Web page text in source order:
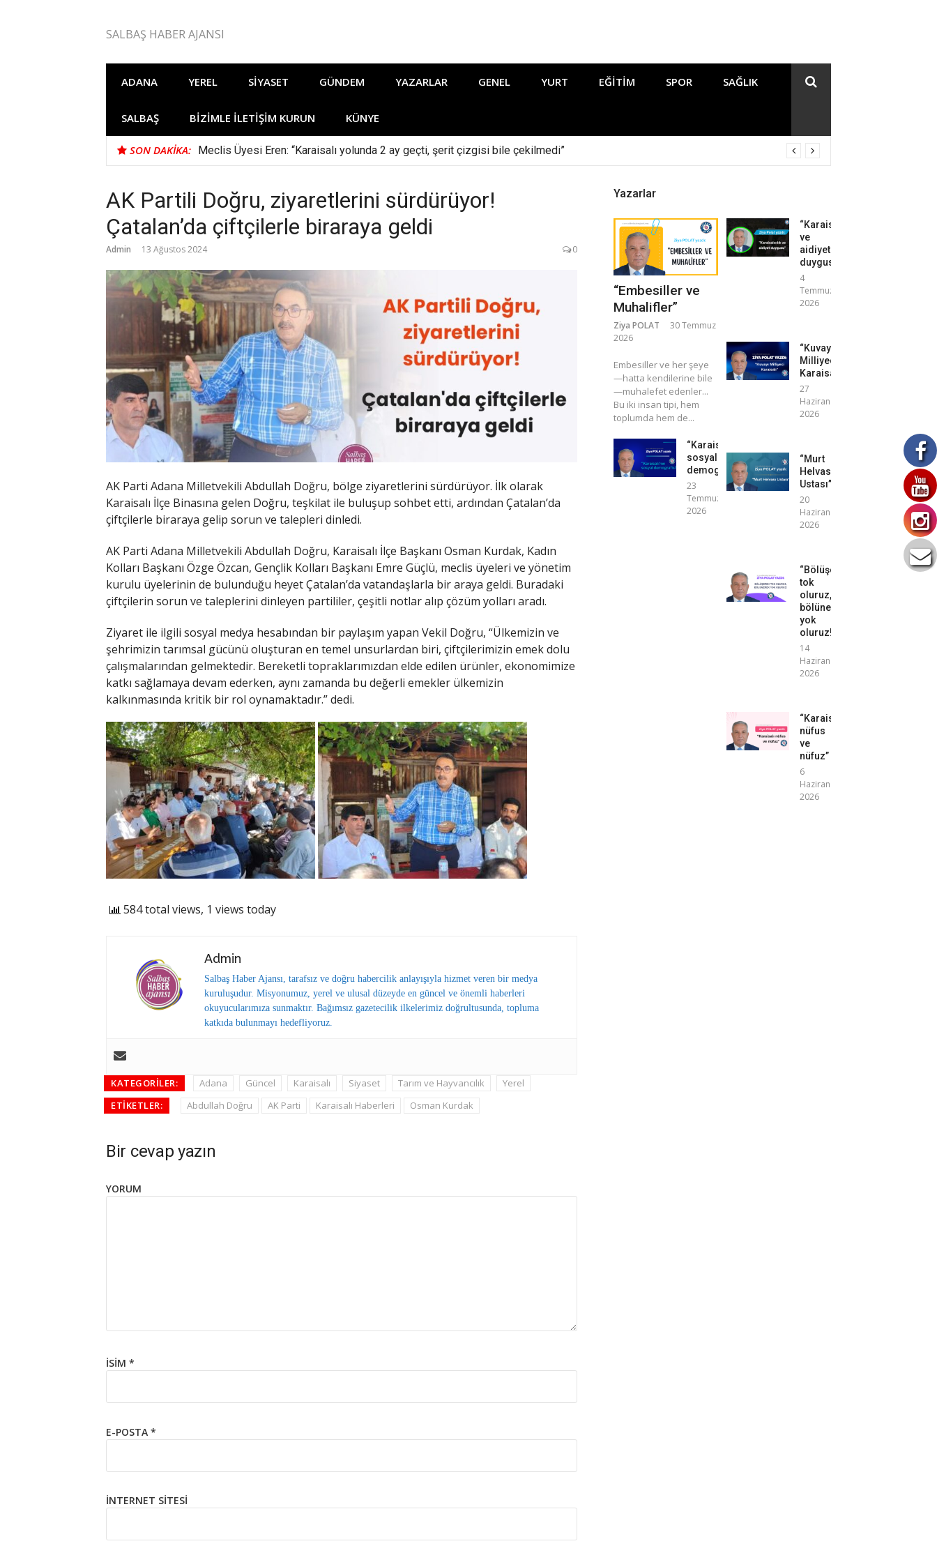
SALBAŞ HABER AJANSI
ADANA YEREL SIYASET GÜNDEM YAZARLAR GENEL YURT EĞITIM SPOR SAĞLIK
SALBAŞ BIZIMLE İLETIŞIM KURUN KÜNYE
SON DAKIKA: Meclis Üyesi Eren: “Karaisalı yolunda 2 ay geçti, şerit çizgisi bile çekilmedi”
AK Partili Doğru, ziyaretlerini sürdürüyor!
Çatalan’da çiftçilerle biraraya geldi
Admin 13 Ağustos 2024 0
AK Parti Adana Milletvekili Abdullah Doğru, bölge ziyaretlerini sürdürüyor. İlk olarak
Karaisalı İlçe Binasına gelen Doğru, teşkilat ile buluşup sohbet etti, ardından Çatalan’da
çiftçilerle biraraya gelip sorun ve talepleri dinledi.
AK Parti Adana Milletvekili Abdullah Doğru, Karaisalı İlçe Başkanı Osman Kurdak, Kadın
Kolları Başkanı Özge Özcan, Gençlik Kolları Başkanı Emre Güçlü, meclis üyeleri ve yönetim
kurulu üyelerinin de bulunduğu heyet Çatalan’da vatandaşlarla bir araya geldi. Buradaki
çiftçilerin sorun ve taleplerini dinleyen partililer, çeşitli notlar alıp çözüm yolları aradı.
Ziyaret ile ilgili sosyal medya hesabından bir paylaşım yapan Vekil Doğru, “Ülkemizin ve
şehrimizin tarımsal gücünü oluşturan en temel unsurlardan biri, çiftçilerimizin emek dolu
çalışmalarından gelmektedir. Bereketli topraklarımızdan elde edilen ürünler, ekonomimize
katkı sağlamaya devam ederken, aynı zamanda bu değerli emekler ülkemizin
kalkınmasında kritik bir rol oynamaktadır.” dedi.
584 total views, 1 views today
Admin
Salbaş Haber Ajansı, tarafsız ve doğru habercilik anlayışıyla hizmet veren bir medya
kuruluşudur. Misyonumuz, yerel ve ulusal düzeyde en güncel ve önemli haberleri
okuyucularımıza sunmaktır. Bağımsız gazetecilik ilkelerimiz doğrultusunda, topluma
katkıda bulunmayı hedefliyoruz.
KATEGORILER: Adana Güncel Karaisalı Siyaset Tarım ve Hayvancılık
Yerel
ETIKETLER:
Abdullah Doğru AK Parti Karaisalı Haberleri Osman Kurdak
Bir cevap yazın
YORUM
İSIM *
E-POSTA *
İNTERNET SITESI
Yazarlar
“Embesiller ve
Muhalifler”
Ziya POLAT
30 Temmuz
2026
​Embesiller ve her şeye
—hatta kendilerine bile
—muhalefet edenler...
Bu iki insan tipi, hem
toplumda hem de...
“Karaisalı’nın
sosyal
demografisi”
23
Temmuz
2026
“Karaisalıcılık
ve
aidiyet
duygusu”
4
Temmuz
2026
“Kuvayı
Milliyeci
Karaisalı”
27
Haziran
2026
“Murt
Helvası
Ustası”
20
Haziran
2026
“Bölüşerek
tok
oluruz,
bölünerek
yok
oluruz!”
14
Haziran
2026
“Karaisalı
nüfus
ve
nüfuz”
6
Haziran
2026